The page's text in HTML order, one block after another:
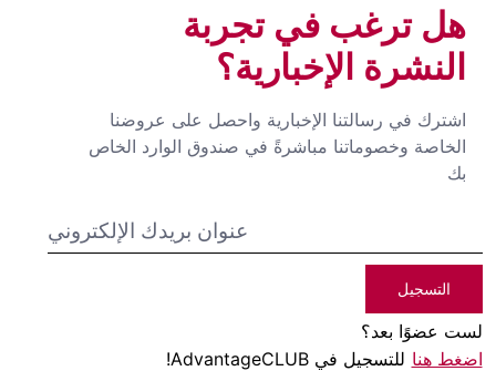
هل ترغب في تجربة
النشرة الإخبارية؟
اشترك في رسالتنا الإخبارية واحصل على عروضنا
الخاصة وخصوماتنا مباشرةً في صندوق الوارد الخاص
بك
التسجيل
لست عضوًا بعد؟
اضغط هنا للتسجيل في AdvantageCLUB!